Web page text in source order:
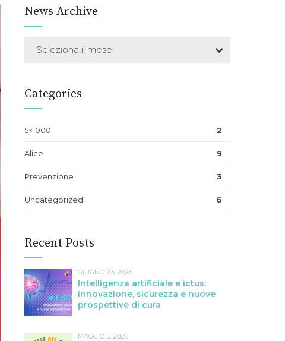
News Archive
Seleziona il mese
Categories
5×1000 2
Alice 9
Prevenzione 3
Uncategorized 6
Recent Posts
GIUGNO 23, 2026
Intelligenza artificiale e ictus:
innovazione, sicurezza e nuove
prospettive di cura
MAGGIO 5, 2026